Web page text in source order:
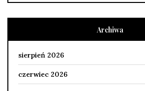
Archiwa
sierpień 2026
czerwiec 2026